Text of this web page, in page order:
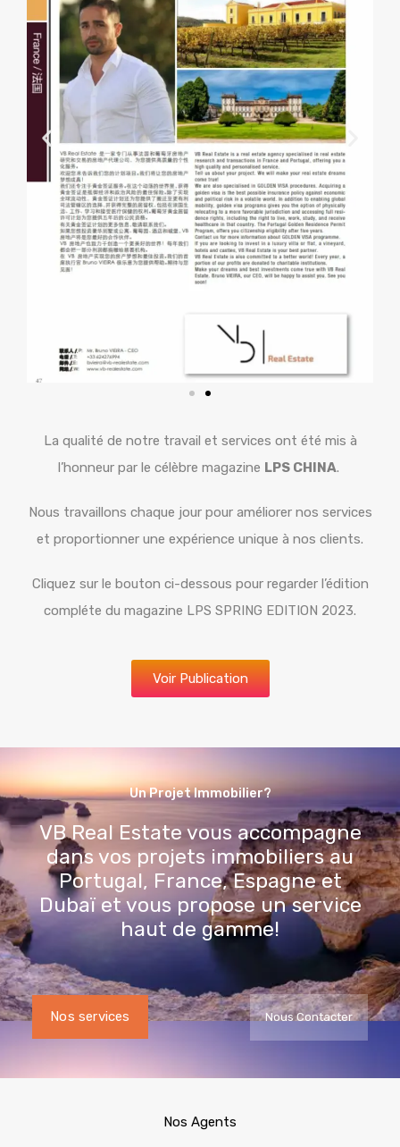
La qualité de notre travail et services ont été mis à
l’honneur par le célèbre magazine LPS CHINA.
Nous travaillons chaque jour pour améliorer nos services
et proportionner une expérience unique à nos clients.
Cliquez sur le bouton ci-dessous pour regarder l’édition
compléte du magazine LPS SPRING EDITION 2023.
Voir Publication
Un Projet Immobilier?
VB Real Estate vous accompagne
dans vos projets immobiliers au
Portugal, France, Espagne et
Dubaï et vous propose un service
haut de gamme!
Nos services Nous Contacter
Nos Agents